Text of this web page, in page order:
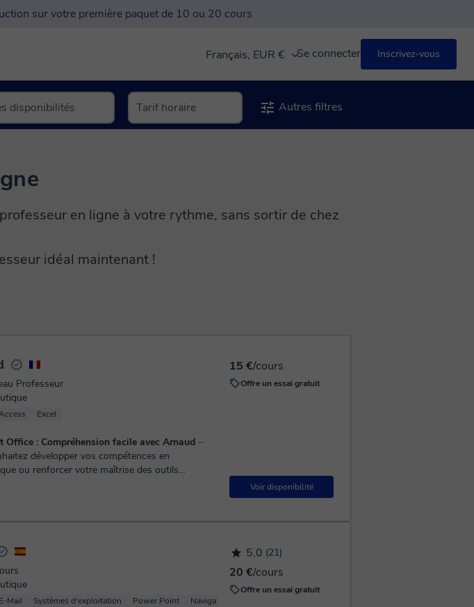
sur votre première paquet de 10 ou 20 cours
Français, EUR € Se connecter Inscrivez-vous
Autres filtres
en ligne à votre rythme, sans sortir de chez
idéal maintenant !
15 €/cours
Offre un essai gratuit
Voir disponibilité
Professeur
Excel
Microsoft Office : Compréhension facile avec Arnaud ⏤
développer vos compétences en
ou renforcer votre maîtrise des outils
? Je propose des cours personnalisés s...
5,0 (21)
20 €/cours
Offre un essai gratuit
E-Mail Systèmes d'exploitation Power Point Navigateurs